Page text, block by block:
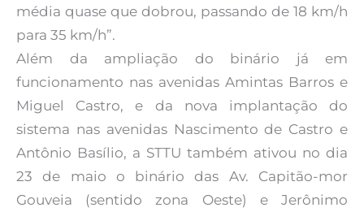
média quase que dobrou, passando de 18 km/h
para 35 km/h”.
Além da ampliação do binário já em
funcionamento nas avenidas Amintas Barros e
Miguel Castro, e da nova implantação do
sistema nas avenidas Nascimento de Castro e
Antônio Basílio, a STTU também ativou no dia
23 de maio o binário das Av. Capitão-mor
Gouveia (sentido zona Oeste) e Jerônimo